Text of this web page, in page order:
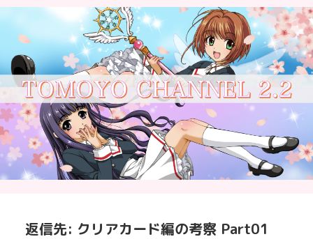
返信先: クリアカード編の考察 Part01